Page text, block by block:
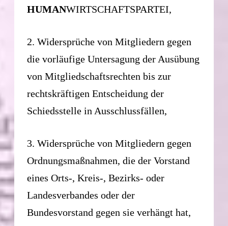
HUMANWIRTSCHAFTSPARTEI,
2. Widersprüche von Mitgliedern gegen
die vorläufige Untersagung der Ausübung
von Mitgliedschaftsrechten bis zur
rechtskräftigen Entscheidung der
Schiedsstelle in Ausschlussfällen,
3. Widersprüche von Mitgliedern gegen
Ordnungsmaßnahmen, die der Vorstand
eines Orts-, Kreis-, Bezirks- oder
Landesverbandes oder der
Bundesvorstand gegen sie verhängt hat,